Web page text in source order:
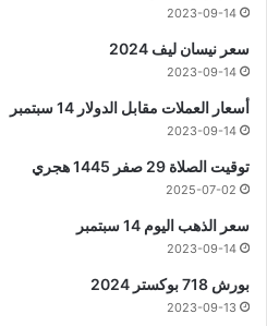
2023-09-14
سعر نيسان ليف 2024
2023-09-14
أسعار العملات مقابل الدولار 14 سبتمبر
2023-09-14
توقيت الصلاة 29 صفر 1445 هجري
2025-07-02
سعر الذهب اليوم 14 سبتمبر
2023-09-14
بورش 718 بوكستر 2024
2023-09-13